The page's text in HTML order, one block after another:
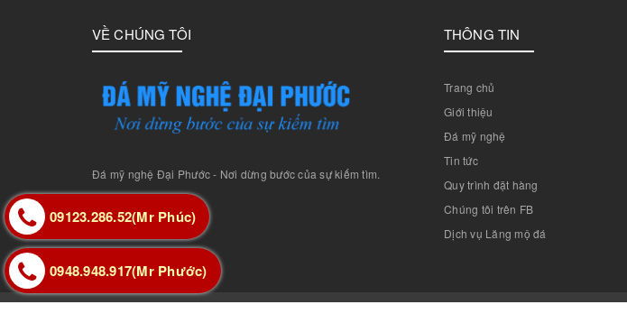
VỀ CHÚNG TÔI
Đá mỹ nghệ Đại Phước - Nơi dừng bước của sự kiếm tìm.
THÔNG TIN
Trang chủ
Giới thiệu
Đá mỹ nghệ
Tin tức
Quy trình đặt hàng
Chúng tôi trên FB
Dịch vụ Lăng mộ đá
09123.286.52(Mr Phúc)
0948.948.917(Mr Phước)